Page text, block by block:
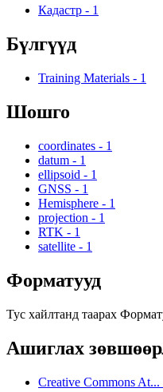
Кадастр - 1
Бүлгүүд
Training Materials - 1
Шошго
coordinates - 1
datum - 1
ellipsoid - 1
GNSS - 1
Hemisphere - 1
projection - 1
RTK - 1
satellite - 1
Форматууд
Тус хайлтанд таарах
Ашиглах
Creative Commons At...